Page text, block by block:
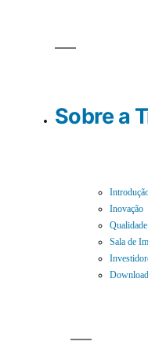
Sobre a
Inovação
Qualidade
Sala de